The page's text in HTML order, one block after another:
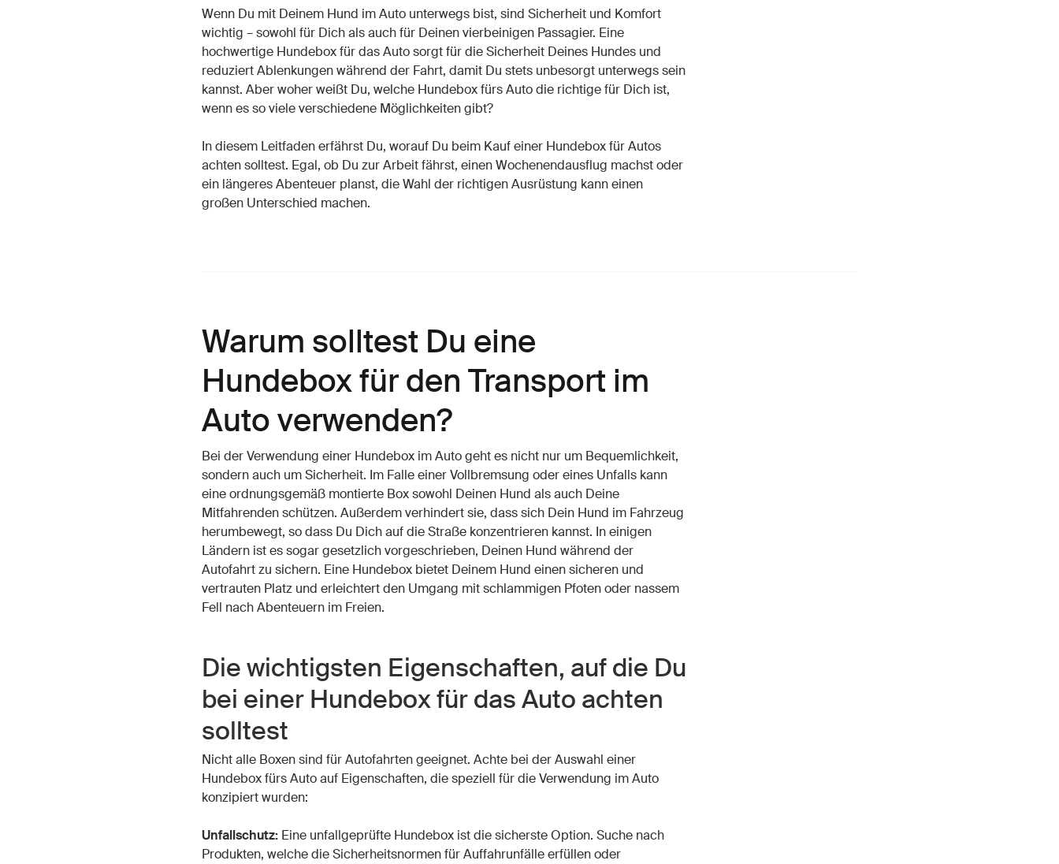
Wenn Du mit Deinem Hund im Auto unterwegs bist, sind Sicherheit und Komfort
wichtig – sowohl für Dich als auch für Deinen vierbeinigen Passagier. Eine
hochwertige Hundebox für das Auto sorgt für die Sicherheit Deines Hundes und
reduziert Ablenkungen während der Fahrt, damit Du stets unbesorgt unterwegs sein
kannst. Aber woher weißt Du, welche Hundebox fürs Auto die richtige für Dich ist,
wenn es so viele verschiedene Möglichkeiten gibt?
In diesem Leitfaden erfährst Du, worauf Du beim Kauf einer Hundebox für Autos
achten solltest. Egal, ob Du zur Arbeit fährst, einen Wochenendausflug machst oder
ein längeres Abenteuer planst, die Wahl der richtigen Ausrüstung kann einen
großen Unterschied machen.
Warum solltest Du eine
Hundebox für den Transport im
Auto verwenden?
Bei der Verwendung einer Hundebox im Auto geht es nicht nur um Bequemlichkeit,
sondern auch um Sicherheit. Im Falle einer Vollbremsung oder eines Unfalls kann
eine ordnungsgemäß montierte Box sowohl Deinen Hund als auch Deine
Mitfahrenden schützen. Außerdem verhindert sie, dass sich Dein Hund im Fahrzeug
herumbewegt, so dass Du Dich auf die Straße konzentrieren kannst. In einigen
Ländern ist es sogar gesetzlich vorgeschrieben, Deinen Hund während der
Autofahrt zu sichern. Eine Hundebox bietet Deinem Hund einen sicheren und
vertrauten Platz und erleichtert den Umgang mit schlammigen Pfoten oder nassem
Fell nach Abenteuern im Freien.
Die wichtigsten Eigenschaften, auf die Du
bei einer Hundebox für das Auto achten
solltest
Nicht alle Boxen sind für Autofahrten geeignet. Achte bei der Auswahl einer
Hundebox fürs Auto auf Eigenschaften, die speziell für die Verwendung im Auto
konzipiert wurden:
Unfallschutz: Eine unfallgeprüfte Hundebox ist die sicherste Option. Suche nach
Produkten, welche die Sicherheitsnormen für Auffahrunfälle erfüllen oder